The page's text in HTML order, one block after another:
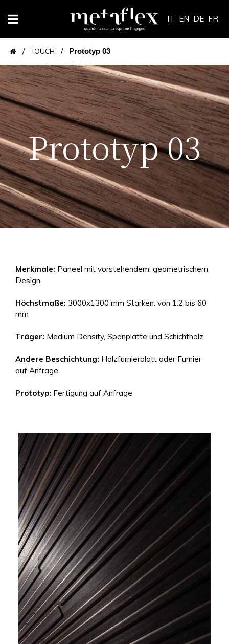
FR
DE
EN
IT
/ TOUCH / Prototyp 03
Prototyp 03
Merkmale: Paneel mit vorstehendem, geometrischem
Design
Höchstmaße: 3000x1300 mm Stärken: von 1.2 bis 60
mm
Träger: Medium Density, Spanplatte und Schichtholz
Andere Beschichtung: Holzfurnierblatt oder Furnier
auf Anfrage
Prototyp: Fertigung auf Anfrage